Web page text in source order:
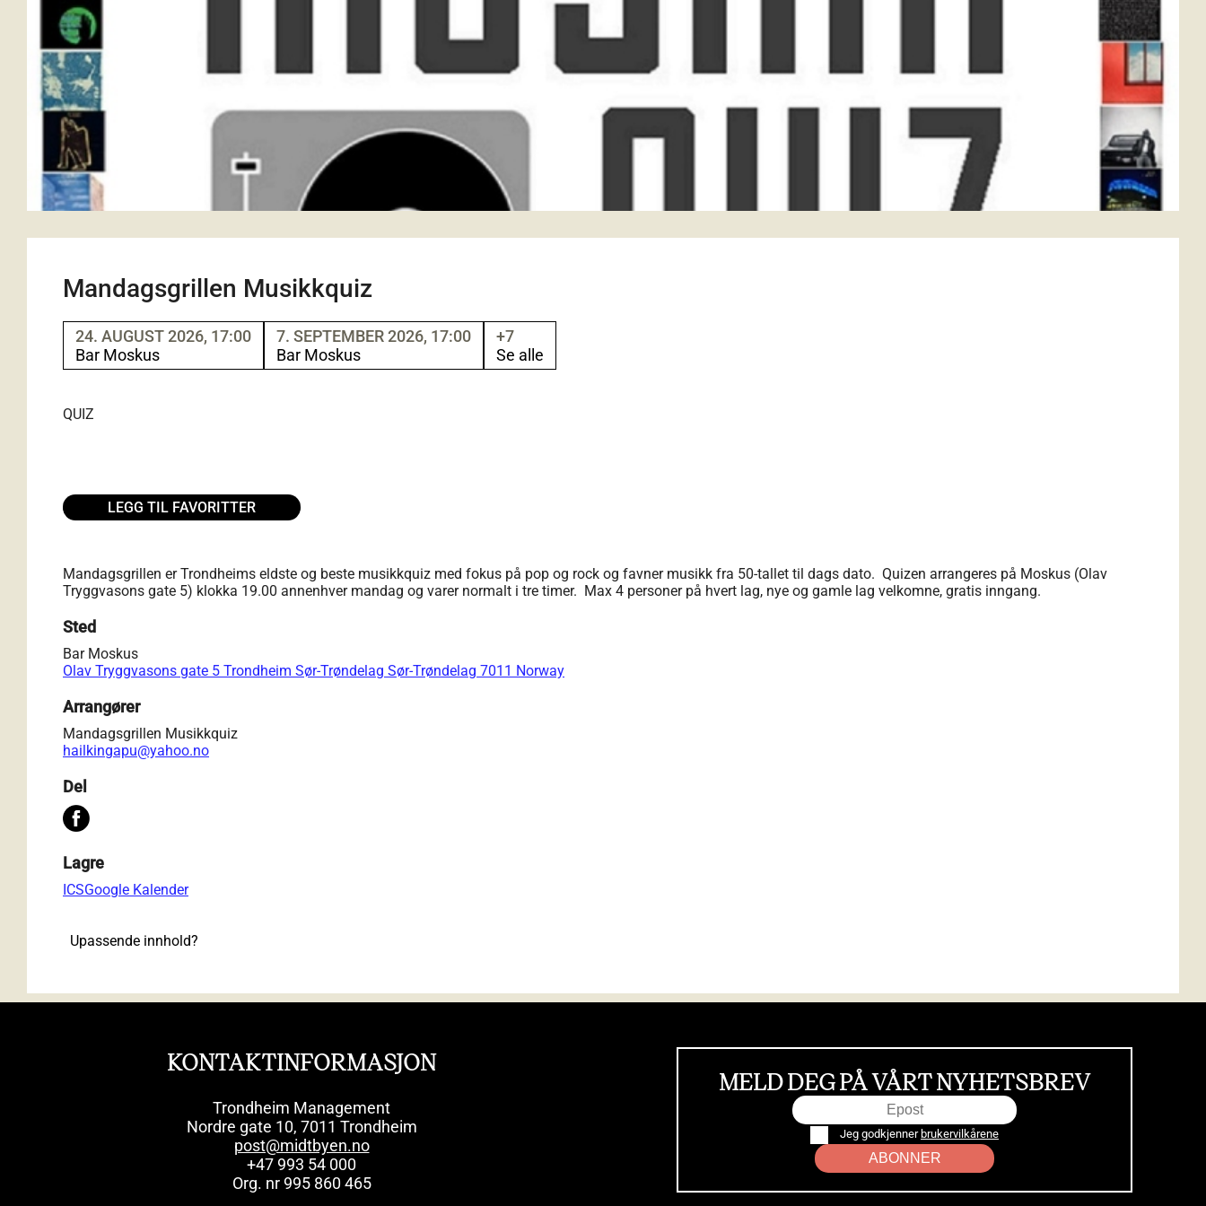
Mandagsgrillen Musikkquiz
24. AUGUST 2026, 17:00
Bar Moskus
7. SEPTEMBER 2026, 17:00
Bar Moskus
+7
Se alle
QUIZ
LEGG TIL FAVORITTER
Mandagsgrillen er Trondheims eldste og beste musikkquiz med fokus på pop og rock og favner musikk fra 50-tallet til dags dato. Quizen arrangeres på Moskus (Olav
Tryggvasons gate 5) klokka 19.00 annenhver mandag og varer normalt i tre timer. Max 4 personer på hvert lag, nye og gamle lag velkomne, gratis inngang.
Sted
Bar Moskus
Olav Tryggvasons gate 5 Trondheim Sør-Trøndelag Sør-Trøndelag 7011 Norway
Arrangører
Mandagsgrillen Musikkquiz
hailkingapu@yahoo.no
Del
Lagre
ICSGoogle Kalender
Upassende innhold?
KONTAKTINFORMASJON
Trondheim Management
Nordre gate 10, 7011 Trondheim
post@midtbyen.no
+47 993 54 000
Org. nr 995 860 465
MELD DEG PÅ VÅRT NYHETSBREV
Jeg godkjenner brukervilkårene
ABONNER